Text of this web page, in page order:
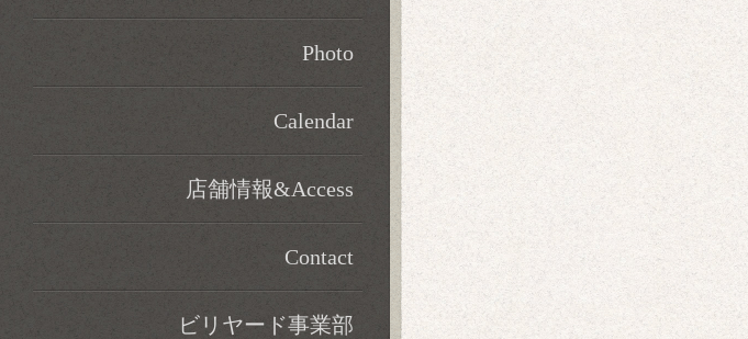
Photo
Calendar
店舗情報&Access
Contact
ビリヤード事業部